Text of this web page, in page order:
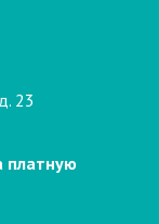
23
платную